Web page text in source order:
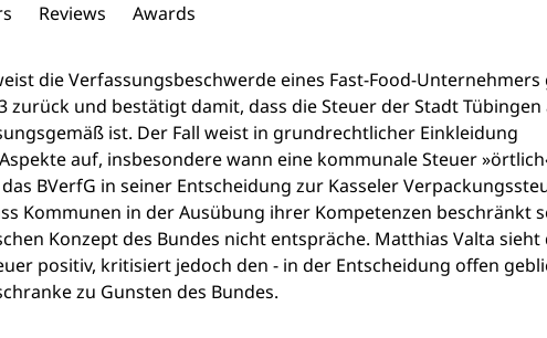
Reviews Awards
die Verfassungsbeschwerde eines Fast-Food-
zurück und bestätigt damit, dass die Steuer der Stadt Tübingen
ist. Der Fall weist in grundrechtlicher Einkleidung
auf, insbesondere wann eine kommunale Steuer
BVerfG in seiner Entscheidung zur Kasseler
Kommunen in der Ausübung ihrer Kompetenzen beschränkt
Konzept des Bundes nicht entspräche. Matthias Valta sieht
positiv, kritisiert jedoch den - in der Entscheidung offen
zu Gunsten des Bundes.